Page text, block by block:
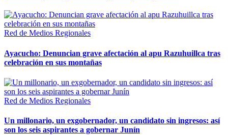
Red de Medios Regionales
Ayacucho: Denuncian grave afectación al apu Razuhuillca tras
celebración en sus montañas
Red de Medios Regionales
Un millonario, un exgobernador, un candidato sin ingresos: así
son los seis aspirantes a gobernar Junín